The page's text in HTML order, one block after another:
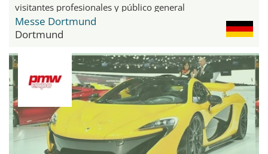
visitantes profesionales y público general
Messe Dortmund
Dortmund